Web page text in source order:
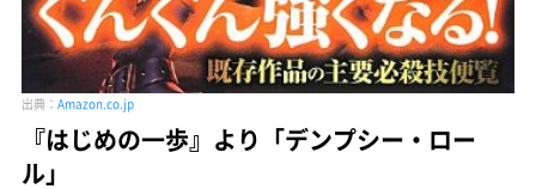
出典： Amazon.co.jp
『はじめの一歩』より「デンプシー・ロー
ル」